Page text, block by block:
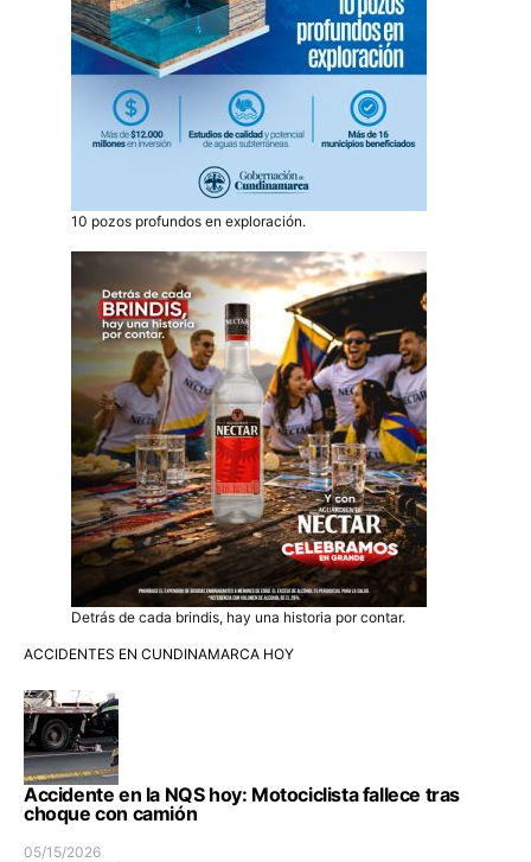
10 pozos profundos en exploración.
Detrás de cada brindis, hay una historia por contar.
ACCIDENTES EN CUNDINAMARCA HOY
Accidente en la NQS hoy: Motociclista fallece tras
choque con camión
05/15/2026